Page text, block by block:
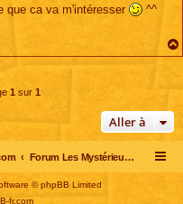
que ca va m'intéresser ^^
1 sur 1
Aller à
Forum Les Mystérieuses Cités d'Or
© phpBB Limited
fr.com